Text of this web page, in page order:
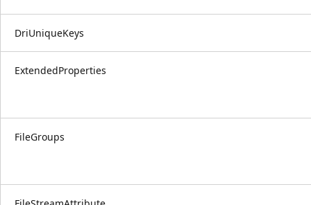
DriUniqueKeys
ExtendedProperties
FileGroups